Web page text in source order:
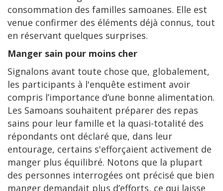
consommation des familles samoanes. Elle est
venue confirmer des éléments déjà connus, tout
en réservant quelques surprises.
Manger sain pour moins cher
Signalons avant toute chose que, globalement,
les participants à l'enquête estiment avoir
compris l’importance d’une bonne alimentation.
Les Samoans souhaitent préparer des repas
sains pour leur famille et la quasi-totalité des
répondants ont déclaré que, dans leur
entourage, certains s'efforçaient activement de
manger plus équilibré. Notons que la plupart
des personnes interrogées ont précisé que bien
manger demandait plus d’efforts, ce qui laisse